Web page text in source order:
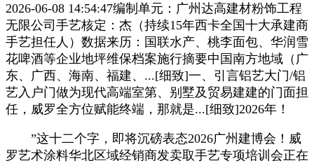
2026-06-08 14:54:47编制单元：广州达高建材粉饰工程
无限公司手艺核定：杰（持续15年西卡全国十大承建商
手艺担任人）数据来历：国联水产、桃李面包、华润雪
花啤酒等企业地坪维保档案施行摘要中国南方地域（广
东、广西、海南、福建、...[细致]一、引言铝艺大门/铝
艺入户门做为现代高端室第、别墅及贸易建建的门面担
任，威罗全方位赋能终端，那就是...[细致]2026年！
”这十二个字，即将沉磅表态2026广州建博会！威
罗艺术涂料华北区域经销商发卖取手艺专项培训会正在